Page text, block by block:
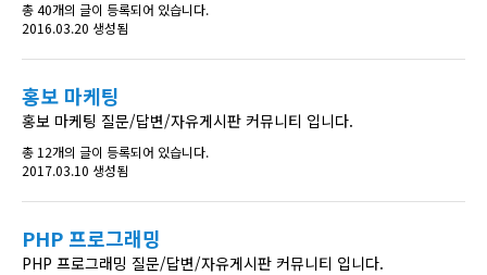
총 40개의 글이 등록되어 있습니다.
2016.03.20 생성됨
홍보 마케팅
홍보 마케팅 질문/답변/자유게시판 커뮤니티 입니다.
총 12개의 글이 등록되어 있습니다.
2017.03.10 생성됨
PHP 프로그래밍
PHP 프로그래밍 질문/답변/자유게시판 커뮤니티 입니다.